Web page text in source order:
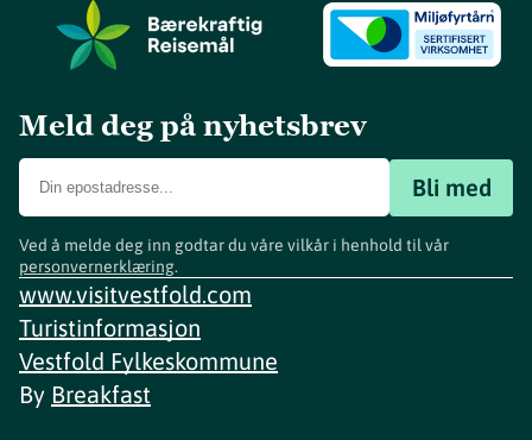
Meld deg på nyhetsbrev
Bli med
Ved å melde deg inn godtar du våre vilkår i henhold til vår
personvernerklæring.
www.visitvestfold.com
Turistinformasjon
Vestfold Fylkeskommune
By Breakfast